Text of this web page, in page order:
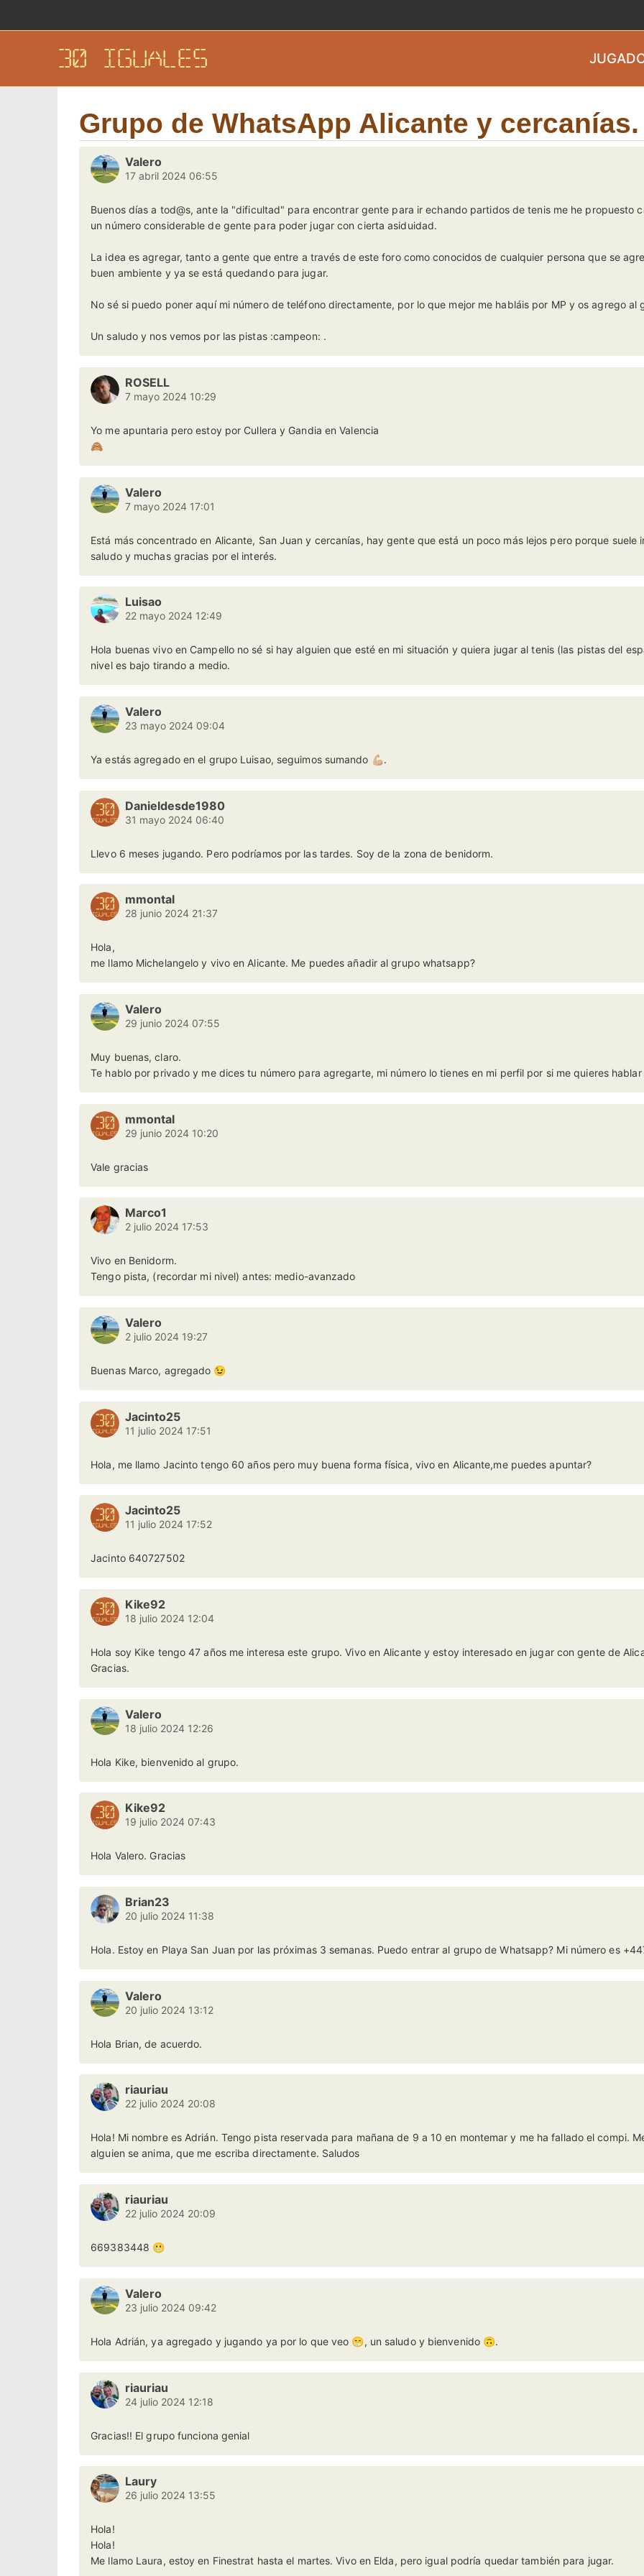
30 IGUALES
Grupo de WhatsApp Alicante y
Valero
17 abril 2024 06:55
Buenos días a tod@s, ante la "dificultad" para encontrar gente para ir echando partidos de tenis me he propuesto
un número considerable de gente para poder jugar con cierta asiduidad.
La idea es agregar, tanto a gente que entre a través de este foro como conocidos de cualquier persona que se
buen ambiente y ya se está quedando para jugar.
No sé si puedo poner aquí mi número de teléfono directamente, por lo que mejor me habláis por MP y os agrego al
Un saludo y nos vemos por las pistas :campeon: .
ROSELL
7 mayo 2024 10:29
Yo me apuntaria pero estoy por Cullera y Gandia en Valencia
🙈
Valero
7 mayo 2024 17:01
Está más concentrado en Alicante, San Juan y cercanías, hay gente que está un poco más lejos pero porque suele
saludo y muchas gracias por el interés.
Luisao
22 mayo 2024 12:49
Hola buenas vivo en Campello no sé si hay alguien que esté en mi situación y quiera jugar al tenis (las pistas del
nivel es bajo tirando a medio.
Valero
23 mayo 2024 09:04
Ya estás agregado en el grupo Luisao, seguimos sumando 💪🏼.
Danieldesde1980
31 mayo 2024 06:40
Llevo 6 meses jugando. Pero podríamos por las tardes. Soy de la zona de benidorm.
mmontal
28 junio 2024 21:37
Hola,
me llamo Michelangelo y vivo en Alicante. Me puedes añadir al grupo whatsapp?
Valero
29 junio 2024 07:55
Muy buenas, claro.
Te hablo por privado y me dices tu número para agregarte, mi número lo tienes en mi perfil por si me quieres
mmontal
29 junio 2024 10:20
Vale gracias
Marco1
2 julio 2024 17:53
Vivo en Benidorm.
Tengo pista, (recordar mi nivel) antes: medio-avanzado
Valero
2 julio 2024 19:27
Buenas Marco, agregado 😉
Jacinto25
11 julio 2024 17:51
Hola, me llamo Jacinto tengo 60 años pero muy buena forma física, vivo en Alicante,me puedes apuntar?
Jacinto25
11 julio 2024 17:52
Jacinto 640727502
Kike92
18 julio 2024 12:04
Hola soy Kike tengo 47 años me interesa este grupo. Vivo en Alicante y estoy interesado en jugar con gente de
Gracias.
Valero
18 julio 2024 12:26
Hola Kike, bienvenido al grupo.
Kike92
19 julio 2024 07:43
Hola Valero. Gracias
Brian23
20 julio 2024 11:38
Hola. Estoy en Playa San Juan por las próximas 3 semanas. Puedo entrar al grupo de Whatsapp? Mi número es
Valero
20 julio 2024 13:12
Hola Brian, de acuerdo.
riauriau
22 julio 2024 20:08
Hola! Mi nombre es Adrián. Tengo pista reservada para mañana de 9 a 10 en montemar y me ha fallado el compi.
alguien se anima, que me escriba directamente. Saludos
riauriau
22 julio 2024 20:09
669383448 😬
Valero
23 julio 2024 09:42
Hola Adrián, ya agregado y jugando ya por lo que veo 😁, un saludo y bienvenido 🙃.
riauriau
24 julio 2024 12:18
Gracias!! El grupo funciona genial
Laury
26 julio 2024 13:55
Hola!
Hola!
Me llamo Laura, estoy en Finestrat hasta el martes. Vivo en Elda, pero igual podría quedar también para jugar.